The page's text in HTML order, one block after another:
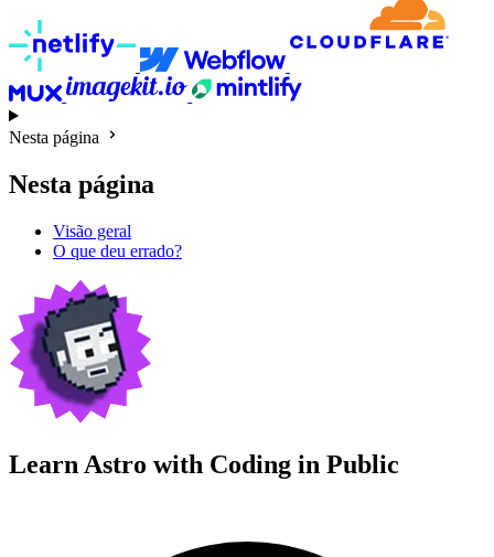
Nesta página
Nesta página
Visão geral
O que deu errado?
Learn Astro with Coding in Public